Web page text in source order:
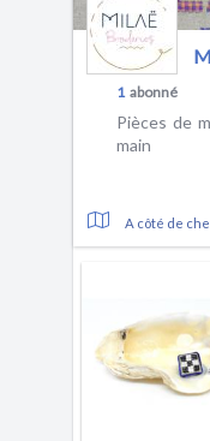
1abonné
Pièces de
main
A côté de